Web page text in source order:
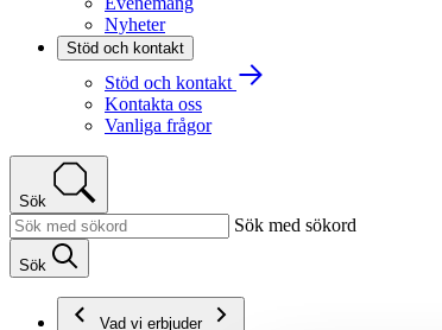
Nyheter
Stöd och kontakt
Stöd och kontakt
Kontakta oss
Vanliga frågor
Sök
Sök med sökord
Sök
Vad vi erbjuder